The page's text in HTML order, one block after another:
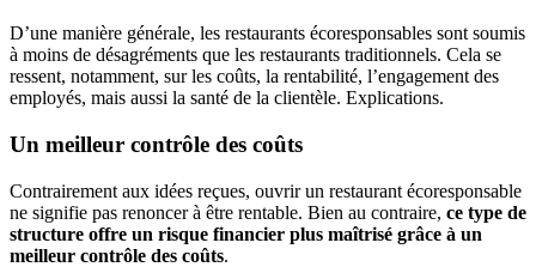
D’une manière générale, les restaurants écoresponsables sont soumis
à moins de désagréments que les restaurants traditionnels. Cela se
ressent, notamment, sur les coûts, la rentabilité, l’engagement des
employés, mais aussi la santé de la clientèle. Explications.
Un meilleur contrôle des coûts
Contrairement aux idées reçues, ouvrir un restaurant écoresponsable
ne signifie pas renoncer à être rentable. Bien au contraire, ce type de
structure offre un risque financier plus maîtrisé grâce à un
meilleur contrôle des coûts.